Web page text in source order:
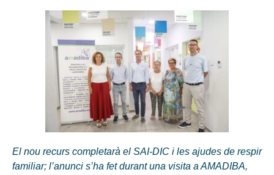
El nou recurs completarà el SAI-DIC i les ajudes de respir
familiar; l’anunci s’ha fet durant una visita a AMADIBA,